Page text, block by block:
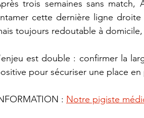
trois semaines sans
cette dernière ligne
toujours redoutable à
est double : confirmer la
pour sécuriser une place en
: Notre pigiste